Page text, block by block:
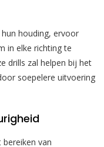
houding, ervoor
in elke richting te
drills zal helpen bij het
soepelere uitvoering
van